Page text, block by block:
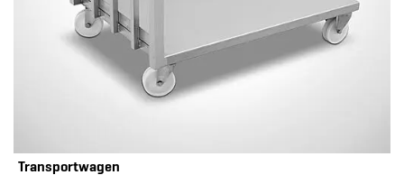
Transportwagen